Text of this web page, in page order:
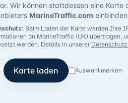
Wir können stattdessen eine Karte
MarineTraffic.com
Beim Laden der Karte werden Ihre
an MarineTraffic (UK) übertragen,
werden. Details in unserer
Karte laden Auswahl merken